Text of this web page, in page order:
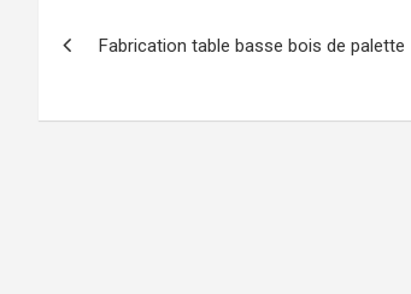
l’article
Fabrication table basse bois de palette